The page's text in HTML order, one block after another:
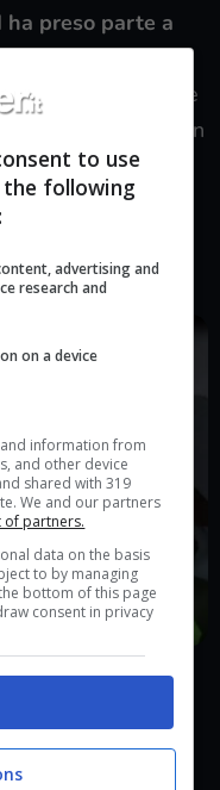
preso parte a
come ad esempio
ha prestato la voce
Jack Krauser in
inGrim Fandango
Solid 3, Dr. Klein in
in
tutta la carriera di Jim
(Player.it)
per tutta
così una delle
to use
following
advertising and
research and
on a device
information from
and other device
shared with 319
We and our partners
of partners.
data on the basis
to by managing
bottom of this page
consent in privacy